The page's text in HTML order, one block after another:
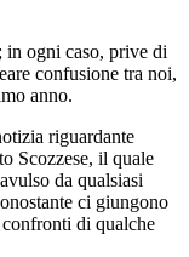
in ogni caso, prive di
confusione tra noi,
anno.
riguardante
Scozzese, il quale
da qualsiasi
ci giungono
di qualche